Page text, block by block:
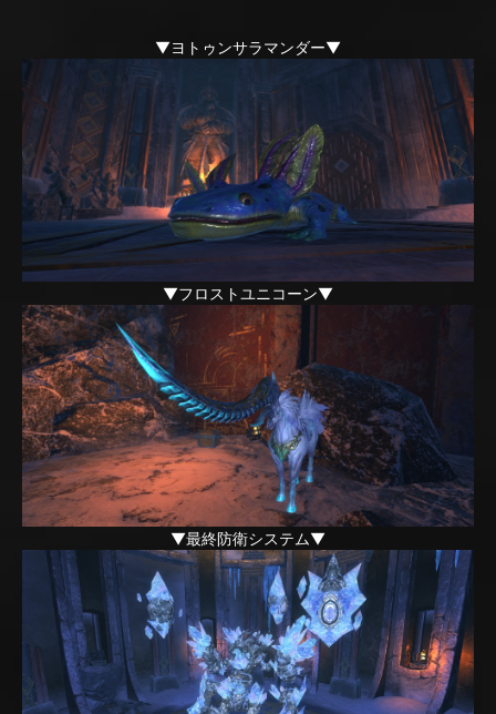
▼ヨトゥンサラマンダー▼
▼フロストユニコーン▼
▼最終防衛システム▼